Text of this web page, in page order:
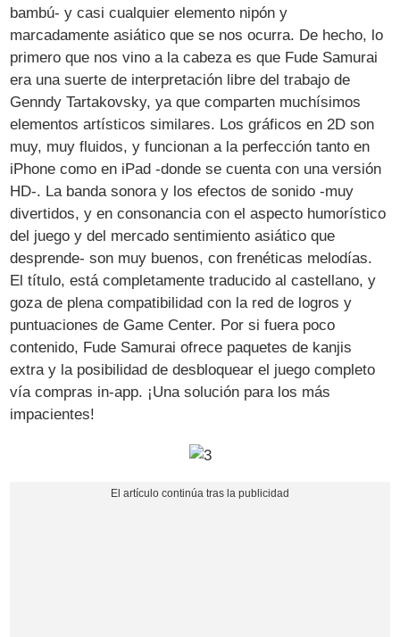
bambú- y casi cualquier elemento nipón y
marcadamente asiático que se nos ocurra. De hecho, lo
primero que nos vino a la cabeza es que Fude Samurai
era una suerte de interpretación libre del trabajo de
Genndy Tartakovsky, ya que comparten muchísimos
elementos artísticos similares. Los gráficos en 2D son
muy, muy fluidos, y funcionan a la perfección tanto en
iPhone como en iPad -donde se cuenta con una versión
HD-. La banda sonora y los efectos de sonido -muy
divertidos, y en consonancia con el aspecto humorístico
del juego y del mercado sentimiento asiático que
desprende- son muy buenos, con frenéticas melodías.
El título, está completamente traducido al castellano, y
goza de plena compatibilidad con la red de logros y
puntuaciones de Game Center. Por si fuera poco
contenido, Fude Samurai ofrece paquetes de kanjis
extra y la posibilidad de desbloquear el juego completo
vía compras in-app. ¡Una solución para los más
impacientes!